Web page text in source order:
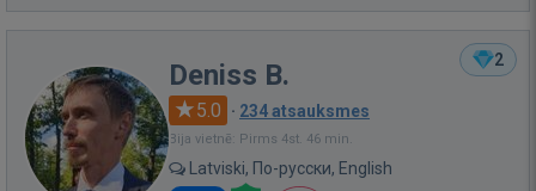
2
Deniss B.
5.0 · 234 atsauksmes
Bija vietnē: Pirms 4st. 46 min.
Latviski, По-русски, English